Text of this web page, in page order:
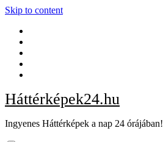
Skip to content
Háttérképek24.hu
Ingyenes Háttérképek a nap 24 órájában!